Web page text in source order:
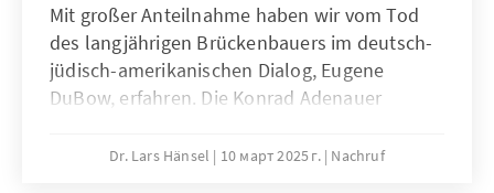
Mit großer Anteilnahme haben wir vom Tod
des langjährigen Brückenbauers im deutsch-
jüdisch-amerikanischen Dialog, Eugene
DuBow, erfahren. Die Konrad Adenauer
verbunden im Rahmen des KAS-AJC
Dr. Lars Hänsel 10 март 2025 г. Nachruf